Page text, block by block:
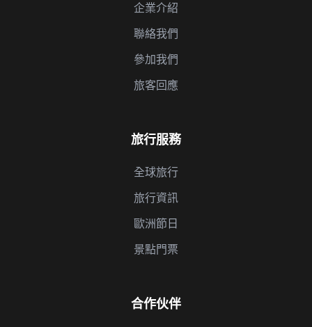
企業介紹
聯絡我們
參加我們
旅客回應
旅行服務
全球旅行
旅行資訊
歐洲節日
景點門票
合作伙伴